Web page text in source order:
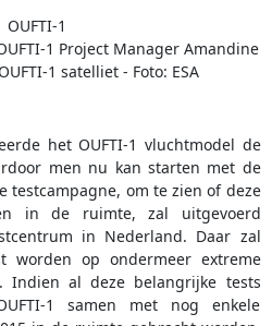
1 Project Manager Amandine
1 satelliet - Foto: ESA
het OUFTI-1 vluchtmodel de
men nu kan starten met de
testcampagne, om te zien of deze
in de ruimte, zal uitgevoerd
in Nederland. Daar zal
worden op ondermeer extreme
Indien al deze belangrijke tests
1 samen met nog enkele